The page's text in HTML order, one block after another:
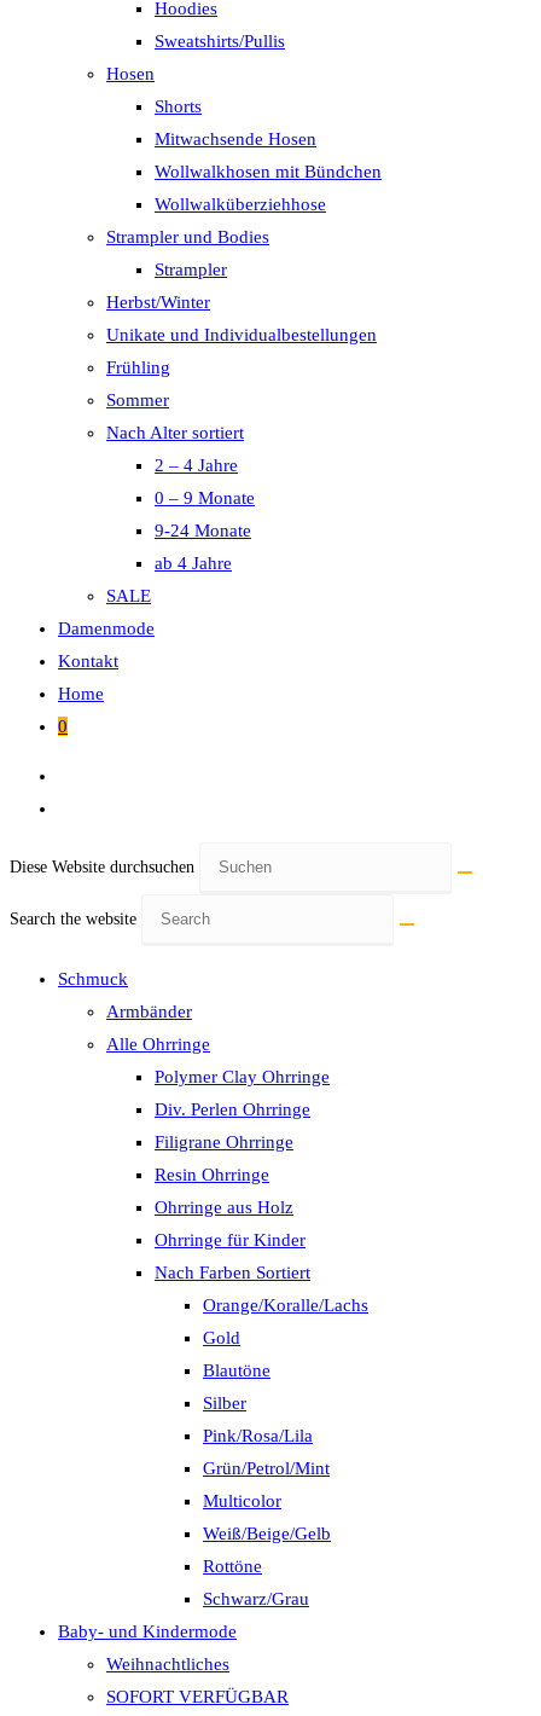
Hoodies
Sweatshirts/Pullis
Hosen
Shorts
Mitwachsende Hosen
Wollwalkhosen mit Bündchen
Wollwalküberziehhose
Strampler und Bodies
Strampler
Herbst/Winter
Unikate und Individualbestellungen
Frühling
Sommer
Nach Alter sortiert
2 – 4 Jahre
0 – 9 Monate
9-24 Monate
ab 4 Jahre
SALE
Damenmode
Kontakt
Home
0
Diese Website durchsuchen
Search the website
Schmuck
Armbänder
Alle Ohrringe
Polymer Clay Ohrringe
Div. Perlen Ohrringe
Filigrane Ohrringe
Resin Ohrringe
Ohrringe aus Holz
Ohrringe für Kinder
Nach Farben Sortiert
Orange/Koralle/Lachs
Gold
Blautöne
Silber
Pink/Rosa/Lila
Grün/Petrol/Mint
Multicolor
Weiß/Beige/Gelb
Rottöne
Schwarz/Grau
Baby- und Kindermode
Weihnachtliches
SOFORT VERFÜGBAR